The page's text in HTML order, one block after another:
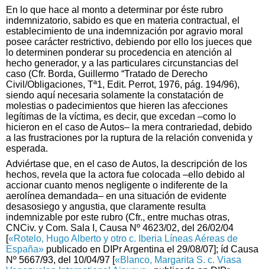
En lo que hace al monto a determinar por éste rubro
indemnizatorio, sabido es que en materia contractual, el
establecimiento de una indemnización por agravio moral
posee carácter restrictivo, debiendo por ello los jueces que
lo determinen ponderar su procedencia en atención al
hecho generador, y a las particulares circunstancias del
caso (Cfr. Borda, Guillermo “Tratado de Derecho
Civil/Obligaciones, Tª1, Edit. Perrot, 1976, pág. 194/96),
siendo aquí necesaria solamente la constatación de
molestias o padecimientos que hieren las afecciones
legítimas de la víctima, es decir, que excedan –como lo
hicieron en el caso de Autos– la mera contrariedad, debido
a las frustraciones por la ruptura de la relación convenida y
esperada.
Adviértase que, en el caso de Autos, la descripción de los
hechos, revela que la actora fue colocada –ello debido al
accionar cuanto menos negligente o indiferente de la
aerolínea demandada– en una situación de evidente
desasosiego y angustia, que claramente resulta
indemnizable por este rubro (Cfr., entre muchas otras,
CNCiv. y Com. Sala I, Causa Nº 4623/02, del 26/02/04
[«Rotelo, Hugo Alberto y otro c. Iberia Líneas Aéreas de
España» publicado en DIPr Argentina el 29/08/07]; íd Causa
Nº 5667/93, del 10/04/97 [«Blanco, Margarita S. c. Viasa